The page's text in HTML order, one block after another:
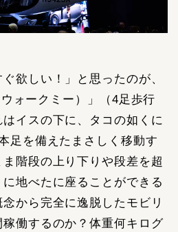
欲しい！」と思ったのが、
ォークミー）」（4足歩行
イスの下に、タコの如くに
足を備えたまさしく移動す
階段の上り下りや段差を超
地べたに座ることができる
から完全に逸脱したモビリ
働するのか？体重何キログ